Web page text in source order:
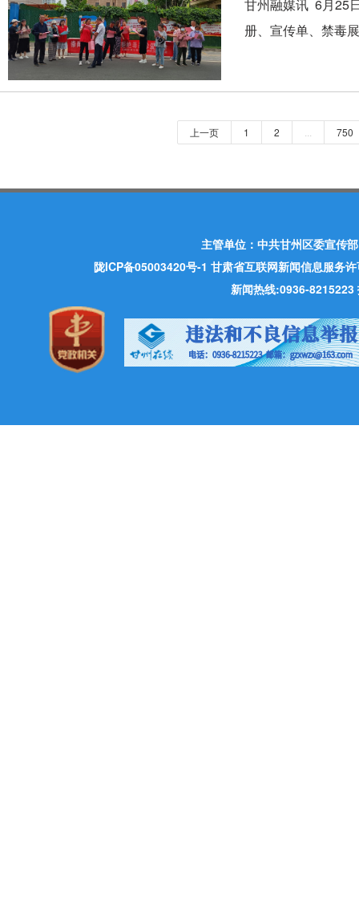
甘州融媒讯 6月25
册、宣传单、禁毒
上一页 1 2 750
主管单位：中共甘州区委宣传
陇ICP备05003420号-1 甘肃省互联网新闻信息服务
新闻热线:0936-8215223